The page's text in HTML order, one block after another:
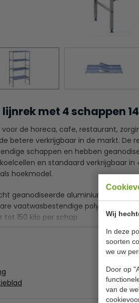
Wij
In deze
soorten
we uw
Door op
van de
met 4 schappen
voor de horeca, cafe, restaurant,
betere verkrijgbaar in de markt. De
schappen en hebben
en standaard verkrijgbaar
hoekmodel.
geanodiseerde aluminium staanders
vaatwasbestendige polypropyleen
tot 150 kilo per schap
voor temperatuur van -30ºC + 60ºC
zelfmontage in enkele minuten